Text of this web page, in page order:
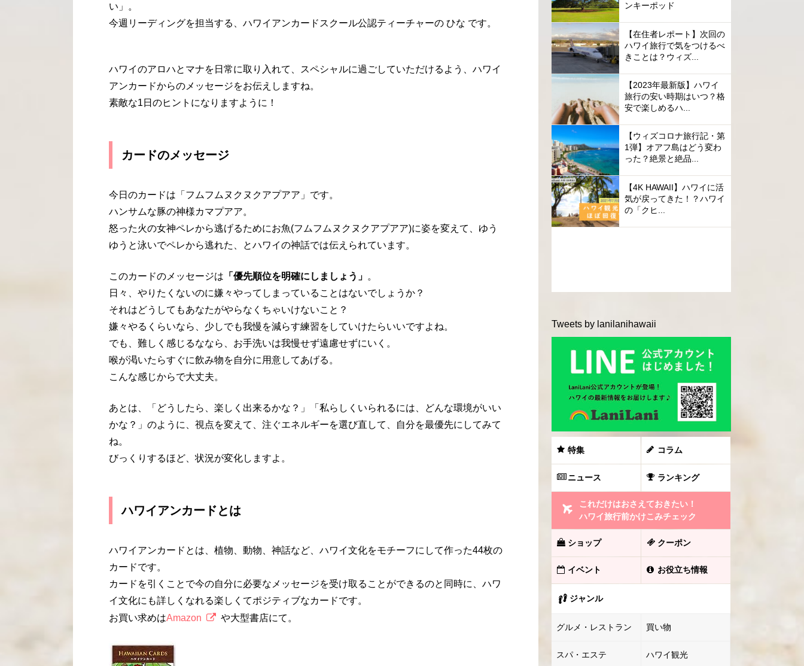
い」。
今週リーディングを担当する、ハワイアンカードスクール公認ティーチャーの ひな です。
ハワイのアロハとマナを日常に取り入れて、スペシャルに過ごしていただけるよう、ハワイ
アンカードからのメッセージをお伝えしますね。
素敵な1日のヒントになりますように！
カードのメッセージ
今日のカードは「フムフムヌクヌクアプアア」です。
ハンサムな豚の神様カマプアア。
怒った火の女神ペレから逃げるためにお魚(フムフムヌクヌクアプアア)に姿を変えて、ゆう
ゆうと泳いでペレから逃れた、とハワイの神話では伝えられています。
このカードのメッセージは 「優先順位を明確にしましょう」 。
日々、やりたくないのに嫌々やってしまっていることはないでしょうか？
それはどうしてもあなたがやらなくちゃいけないこと？
嫌々やるくらいなら、少しでも我慢を減らす練習をしていけたらいいですよね。
でも、難しく感じるななら、お手洗いは我慢せず遠慮せずにいく。
喉が渇いたらすぐに飲み物を自分に用意してあげる。
こんな感じからで大丈夫。
あとは、「どうしたら、楽しく出来るかな？」「私らしくいられるには、どんな環境がいい
かな？」のように、視点を変えて、注ぐエネルギーを選び直して、自分を最優先にしてみて
ね。
びっくりするほど、状況が変化しますよ。
ハワイアンカードとは
ハワイアンカードとは、植物、動物、神話など、ハワイ文化をモチーフにして作った44枚の
カードです。
カードを引くことで今の自分に必要なメッセージを受け取ることができるのと同時に、ハワ
イ文化にも詳しくなれる楽しくてポジティブなカードです。
お買い求めはAmazon や大型書店にて。
ンキーポッド
【在住者レポート】次回の
ハワイ旅行で気をつけるべ
きことは？ウィズ...
【2023年最新版】ハワイ
旅行の安い時期はいつ？格
安で楽しめるハ...
【ウィズコロナ旅行記・第
1弾】オアフ島はどう変わ
った？絶景と絶品...
【4K HAWAII】ハワイに活
気が戻ってきた！？ハワイ
の「クヒ...
Tweets by lanilanihawaii
特集 コラム
ニュース ランキング
これだけはおさえておきたい！
ハワイ旅行前かけこみチェック
ショップ クーポン
イベント お役立ち情報
ジャンル
グルメ・レストラン 買い物
スパ・エステ ハワイ観光